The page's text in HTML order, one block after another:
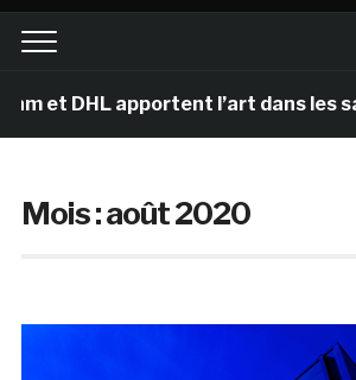
apportent l’art dans les salles de
Mois :août 2020